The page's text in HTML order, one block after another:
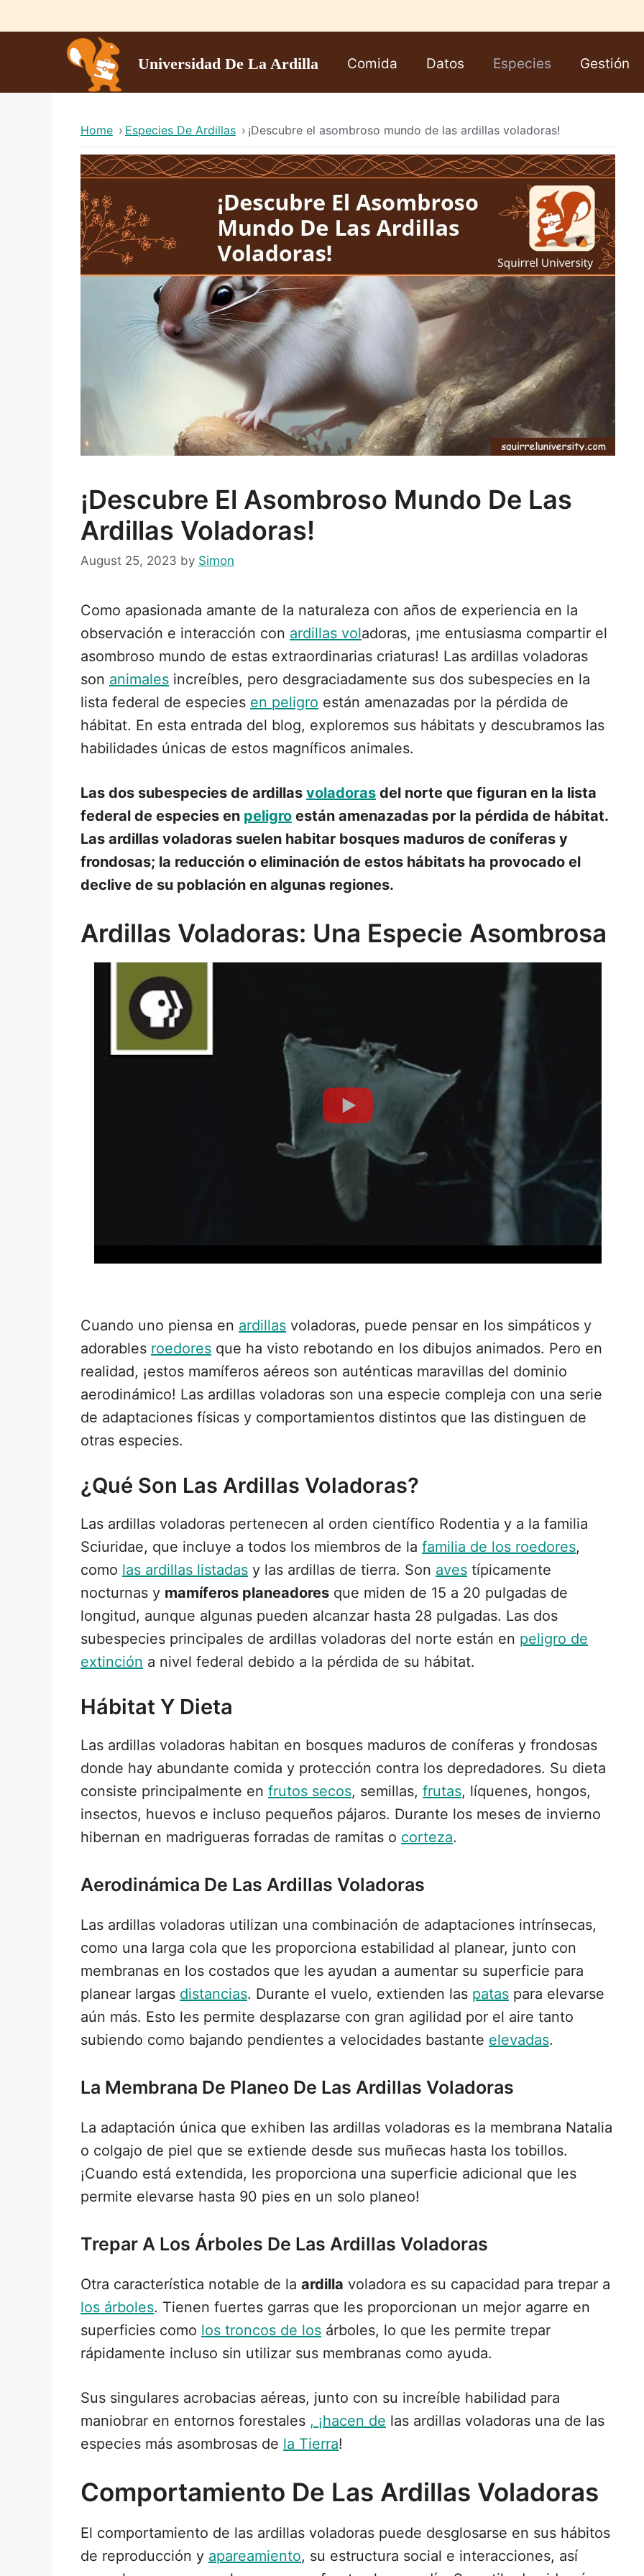
to
Universidad De La Ardilla Comida Datos Especies Gestión
Home › Especies De Ardillas › ¡Descubre el asombroso mundo de las ardillas voladoras!
¡Descubre El Asombroso Mundo De Las
Ardillas Voladoras!
August 25, 2023 by Simon
Como apasionada amante de la naturaleza con años de experiencia en la
observación e interacción con ardillas voladoras, ¡me entusiasma compartir el
asombroso mundo de estas extraordinarias criaturas! Las ardillas voladoras
son animales increíbles, pero desgraciadamente sus dos subespecies en la
lista federal de especies en peligro están amenazadas por la pérdida de
hábitat. En esta entrada del blog, exploremos sus hábitats y descubramos las
habilidades únicas de estos magníficos animales.
Las dos subespecies de ardillas voladoras del norte que figuran en la lista
federal de especies en peligro están amenazadas por la pérdida de hábitat.
Las ardillas voladoras suelen habitar bosques maduros de coníferas y
frondosas; la reducción o eliminación de estos hábitats ha provocado el
declive de su población en algunas regiones.
Ardillas Voladoras: Una Especie Asombrosa
Cuando uno piensa en ardillas voladoras, puede pensar en los simpáticos y
adorables roedores que ha visto rebotando en los dibujos animados. Pero en
realidad, ¡estos mamíferos aéreos son auténticas maravillas del dominio
aerodinámico! Las ardillas voladoras son una especie compleja con una serie
de adaptaciones físicas y comportamientos distintos que las distinguen de
otras especies.
¿Qué Son Las Ardillas Voladoras?
Las ardillas voladoras pertenecen al orden científico Rodentia y a la familia
Sciuridae, que incluye a todos los miembros de la familia de los roedores,
como las ardillas listadas y las ardillas de tierra. Son aves típicamente
nocturnas y mamíferos planeadores que miden de 15 a 20 pulgadas de
longitud, aunque algunas pueden alcanzar hasta 28 pulgadas. Las dos
subespecies principales de ardillas voladoras del norte están en peligro de
extinción a nivel federal debido a la pérdida de su hábitat.
Hábitat Y Dieta
Las ardillas voladoras habitan en bosques maduros de coníferas y frondosas
donde hay abundante comida y protección contra los depredadores. Su dieta
consiste principalmente en frutos secos, semillas, frutas, líquenes, hongos,
insectos, huevos e incluso pequeños pájaros. Durante los meses de invierno
hibernan en madrigueras forradas de ramitas o corteza.
Aerodinámica De Las Ardillas Voladoras
Las ardillas voladoras utilizan una combinación de adaptaciones intrínsecas,
como una larga cola que les proporciona estabilidad al planear, junto con
membranas en los costados que les ayudan a aumentar su superficie para
planear largas distancias. Durante el vuelo, extienden las patas para elevarse
aún más. Esto les permite desplazarse con gran agilidad por el aire tanto
subiendo como bajando pendientes a velocidades bastante elevadas.
La Membrana De Planeo De Las Ardillas Voladoras
La adaptación única que exhiben las ardillas voladoras es la membrana Natalia
o colgajo de piel que se extiende desde sus muñecas hasta los tobillos.
¡Cuando está extendida, les proporciona una superficie adicional que les
permite elevarse hasta 90 pies en un solo planeo!
Trepar A Los Árboles De Las Ardillas Voladoras
Otra característica notable de la ardilla voladora es su capacidad para trepar a
los árboles. Tienen fuertes garras que les proporcionan un mejor agarre en
superficies como los troncos de los árboles, lo que les permite trepar
rápidamente incluso sin utilizar sus membranas como ayuda.
Sus singulares acrobacias aéreas, junto con su increíble habilidad para
maniobrar en entornos forestales , ¡hacen de las ardillas voladoras una de las
especies más asombrosas de la Tierra!
Comportamiento De Las Ardillas Voladoras
El comportamiento de las ardillas voladoras puede desglosarse en sus hábitos
de reproducción y apareamiento, su estructura social e interacciones, así